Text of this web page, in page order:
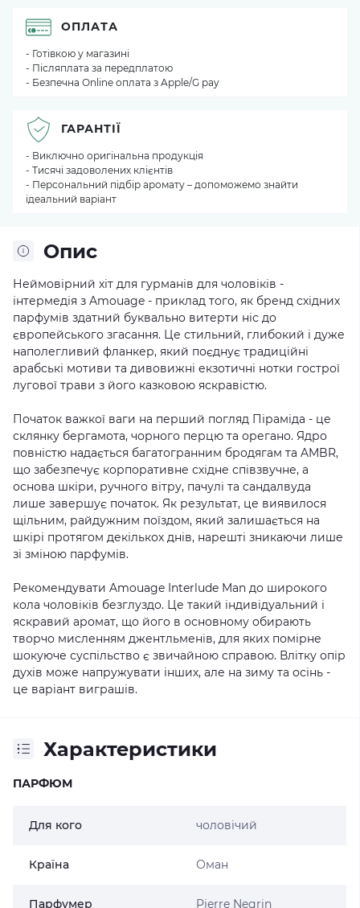
Опис
Неймовірний хіт для гурманів для чоловіків -
інтермедія з Amouage - приклад того, як бренд східних
парфумів здатний буквально витерти ніс до
європейського згасання. Це стильний, глибокий і дуже
наполегливий фланкер, який поєднує традиційні
арабські мотиви та дивовижні екзотичні нотки гострої
лугової трави з його казковою яскравістю.
Початок важкої ваги на перший погляд Піраміда - це
склянку бергамота, чорного перцю та орегано. Ядро
повністю надається багатогранним бродягам та AMBR,
що забезпечує корпоративне східне співзвучне, а
основа шкіри, ручного вітру, пачулі та сандалвуда
лише завершує початок. Як результат, це виявилося
щільним, райдужним поїздом, який залишається на
шкірі протягом декількох днів, нарешті зникаючи лише
зі зміною парфумів.
Рекомендувати Amouage Interlude Man до широкого
кола чоловіків безглуздо. Це такий індивідуальний і
яскравий аромат, що його в основному обирають
творчо мисленням джентльменів, для яких помірне
шокуюче суспільство є звичайною справою. Влітку опір
духів може напружувати інших, але на зиму та осінь -
це варіант виграшів.
Характеристики
ПАРФЮМ
Для кого чоловічий
Країна Оман
Парфумер Pierre Negrin
ОПЛАТА
- Готівкою у магазині
- Післяплата за передплатою
- Безпечна Online оплата з Apple/G pay
ГАРАНТІЇ
- Виключно оригінальна продукція
- Тисячі задоволених клієнтів
- Персональний підбір аромату – допоможемо знайти
ідеальний варіант